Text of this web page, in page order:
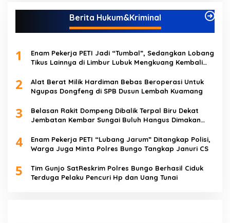
Berita Hukum&Kriminal
1
Enam Pekerja PETI Jadi “Tumbal”, Sedangkan Lobang
Tikus Lainnya di Limbur Lubuk Mengkuang Kembali
2
Alat Berat Milik Hardiman Bebas Beroperasi Untuk
Ngupas Dongfeng di SPB Dusun Lembah Kuamang
3
Belasan Rakit Dompeng Dibalik Terpal Biru Dekat
Jembatan Kembar Sungai Buluh Hangus Dimakan
4
Enam Pekerja PETI “Lubang Jarum” Ditangkap Polisi,
Warga Juga Minta Polres Bungo Tangkap Januri CS
5
Tim Gunjo SatReskrim Polres Bungo Berhasil Ciduk
Terduga Pelaku Pencuri Hp dan Uang Tunai